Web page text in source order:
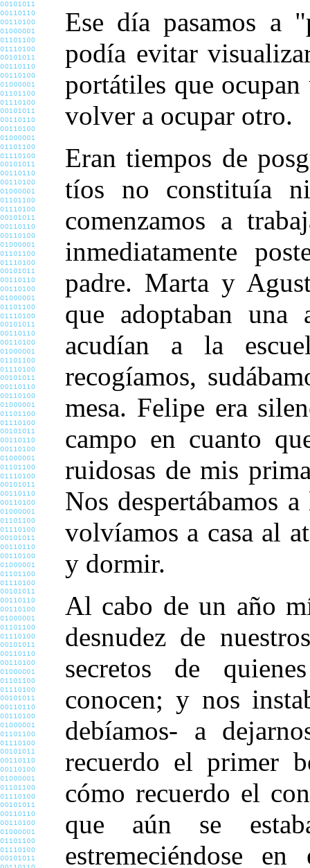
Ese día pasamos a
podía evitar
portátiles que ocupan
volver a ocupar otro.
Eran tiempos de
tíos no constituía
comenzamos a
inmediatamente
padre. Marta y
que adoptaban una
acudían a la
recogíamos,
mesa. Felipe era
campo en cuanto
ruidosas de mis
Nos despertábamos
volvíamos a casa al
y dormir.
Al cabo de un año
desnudez de
secretos de
conocen; y nos
debíamos- a
recuerdo el primer
cómo recuerdo el
que aún se
estremeciéndose